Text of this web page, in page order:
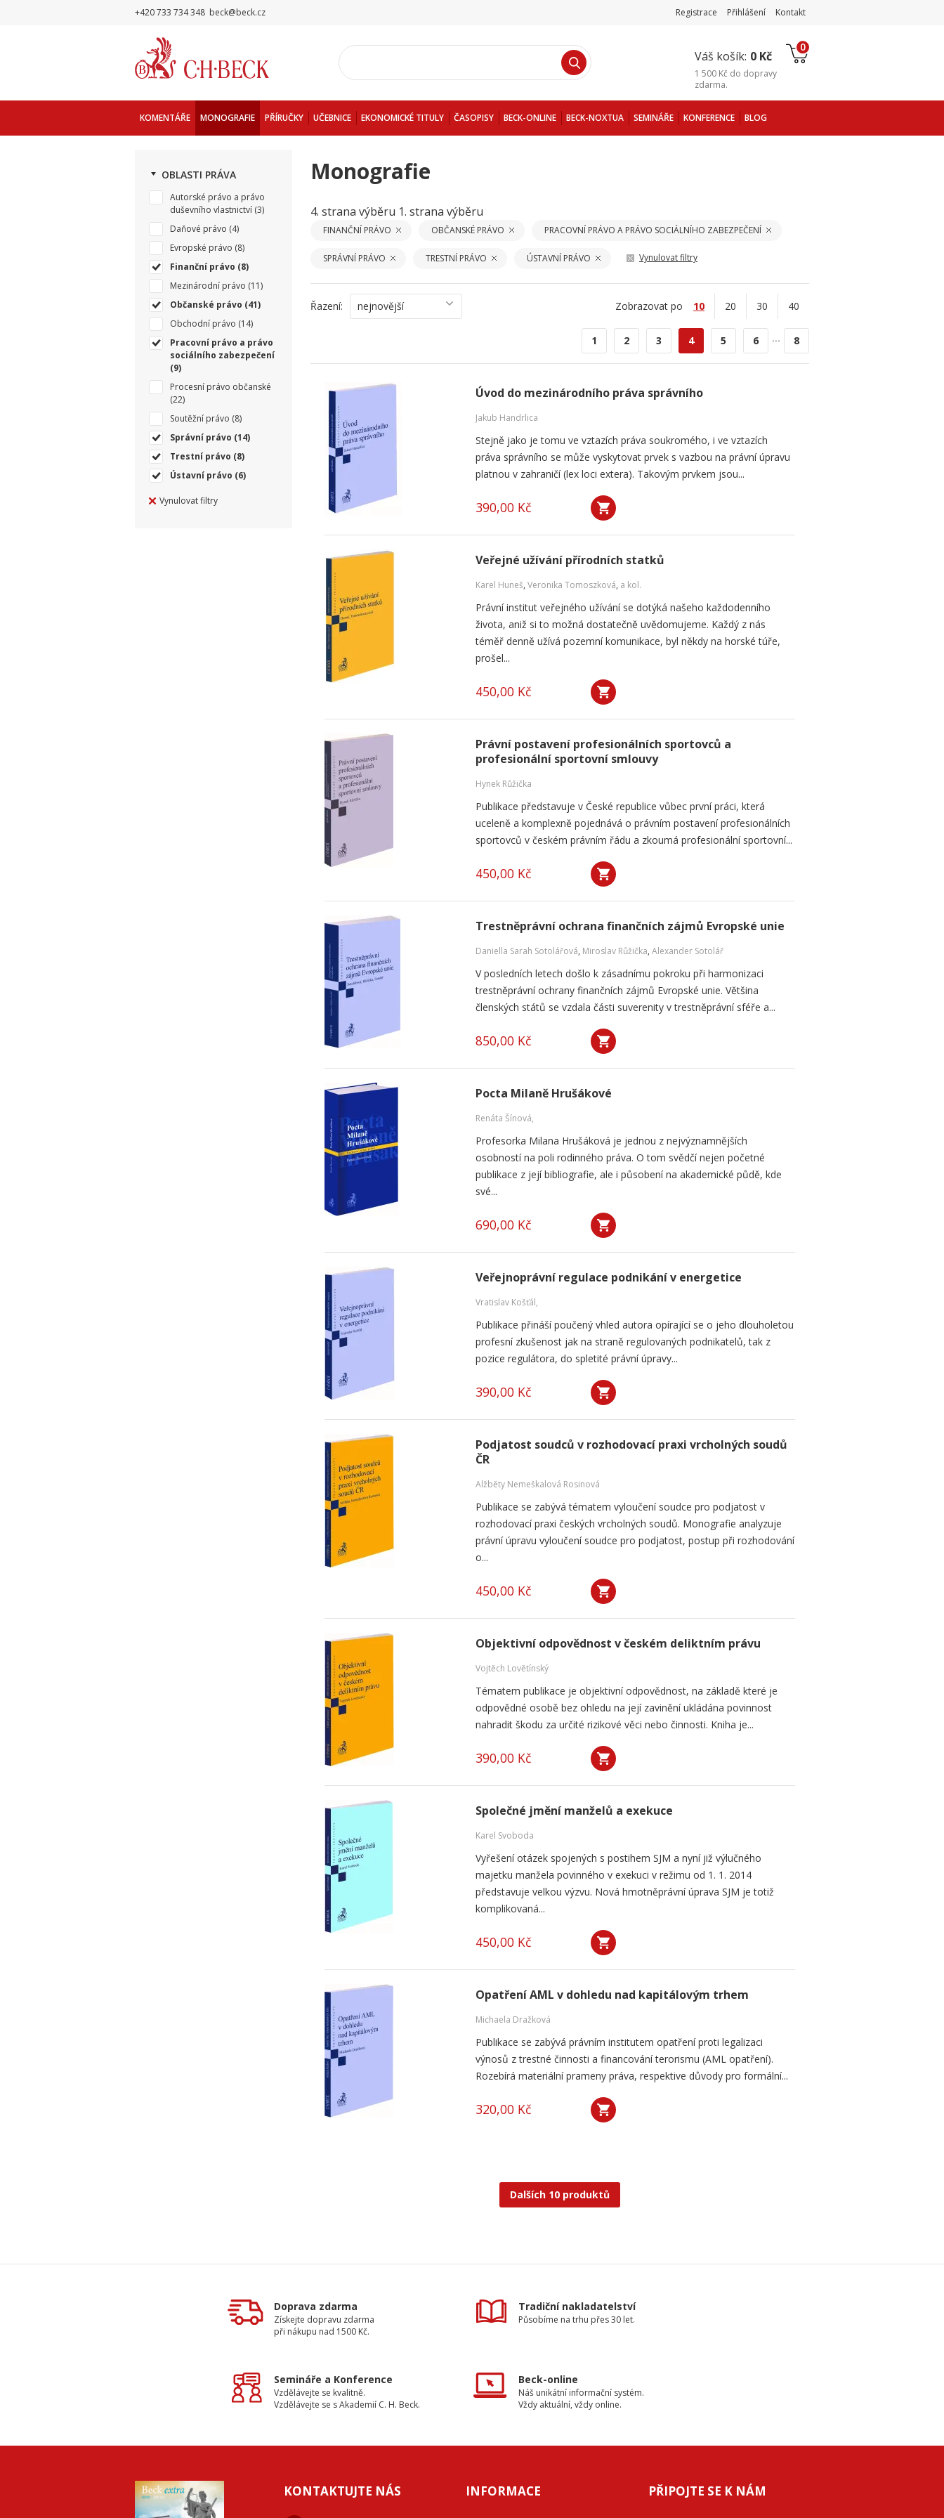
+420 733 734 348 beck@beck.cz Registrace Přihlášení Kontakt
Váš košík: 0 Kč
0
1 500 Kč do dopravy
zdarma.
KOMENTÁŘE MONOGRAFIE PŘÍRUČKY UČEBNICE EKONOMICKÉ TITULY ČASOPISY BECK-ONLINE BECK-NOXTUA SEMINÁŘE KONFERENCE BLOG
OBLASTI PRÁVA
Autorské právo a právo
duševního vlastnictví (3)
Daňové právo (4)
Evropské právo (8)
Finanční právo (8)
Mezinárodní právo (11)
Občanské právo (41)
Obchodní právo (14)
Pracovní právo a právo
sociálního zabezpečení
(9)
Procesní právo občanské
(22)
Soutěžní právo (8)
Správní právo (14)
Trestní právo (8)
Ústavní právo (6)
Vynulovat filtry
Monografie
4. strana výběru 1. strana výběru
FINANČNÍ PRÁVO OBČANSKÉ PRÁVO PRACOVNÍ PRÁVO A PRÁVO SOCIÁLNÍHO ZABEZPEČENÍ
SPRÁVNÍ PRÁVO TRESTNÍ PRÁVO ÚSTAVNÍ PRÁVO Vynulovat filtry
Řazení: nejnovější Zobrazovat po 10 20 30 40
1 2 3 4 5 6 ... 8
Úvod do mezinárodního práva správního
Jakub Handrlica
Stejně jako je tomu ve vztazích práva soukromého, i ve vztazích
práva správního se může vyskytovat prvek s vazbou na právní úpravu
platnou v zahraničí (lex loci extera). Takovým prvkem jsou...
390,00 Kč
Veřejné užívání přírodních statků
Karel Huneš, Veronika Tomoszková, a kol.
Právní institut veřejného užívání se dotýká našeho každodenního
života, aniž si to možná dostatečně uvědomujeme. Každý z nás
téměř denně užívá pozemní komunikace, byl někdy na horské túře,
prošel...
450,00 Kč
Právní postavení profesionálních sportovců a
profesionální sportovní smlouvy
Hynek Růžička
Publikace představuje v České republice vůbec první práci, která
uceleně a komplexně pojednává o právním postavení profesionálních
sportovců v českém právním řádu a zkoumá profesionální sportovní...
450,00 Kč
Trestněprávní ochrana finančních zájmů Evropské unie
Daniella Sarah Sotolářová, Miroslav Růžička, Alexander Sotolář
V posledních letech došlo k zásadnímu pokroku při harmonizaci
trestněprávní ochrany finančních zájmů Evropské unie. Většina
členských států se vzdala části suverenity v trestněprávní sféře a...
850,00 Kč
Pocta Milaně Hrušákové
Renáta Šínová,
Profesorka Milana Hrušáková je jednou z nejvýznamnějších
osobností na poli rodinného práva. O tom svědčí nejen početné
publikace z její bibliografie, ale i působení na akademické půdě, kde
své...
690,00 Kč
Veřejnoprávní regulace podnikání v energetice
Vratislav Košťál,
Publikace přináší poučený vhled autora opírající se o jeho dlouholetou
profesní zkušenost jak na straně regulovaných podnikatelů, tak z
pozice regulátora, do spletité právní úpravy...
390,00 Kč
Podjatost soudců v rozhodovací praxi vrcholných soudů
ČR
Alžběty Nemeškalová Rosinová
Publikace se zabývá tématem vyloučení soudce pro podjatost v
rozhodovací praxi českých vrcholných soudů. Monografie analyzuje
právní úpravu vyloučení soudce pro podjatost, postup při rozhodování
o...
450,00 Kč
Objektivní odpovědnost v českém deliktním právu
Vojtěch Lovětínský
Tématem publikace je objektivní odpovědnost, na základě které je
odpovědné osobě bez ohledu na její zavinění ukládána povinnost
nahradit škodu za určité rizikové věci nebo činnosti. Kniha je...
390,00 Kč
Společné jmění manželů a exekuce
Karel Svoboda
Vyřešení otázek spojených s postihem SJM a nyní již výlučného
majetku manžela povinného v exekuci v režimu od 1. 1. 2014
představuje velkou výzvu. Nová hmotněprávní úprava SJM je totiž
komplikovaná...
450,00 Kč
Opatření AML v dohledu nad kapitálovým trhem
Michaela Dražková
Publikace se zabývá právním institutem opatření proti legalizaci
výnosů z trestné činnosti a financování terorismu (AML opatření).
Rozebírá materiální prameny práva, respektive důvody pro formální...
320,00 Kč
Dalších 10 produktů
Doprava zdarma
Získejte dopravu zdarma
při nákupu nad 1500 Kč.
Tradiční nakladatelství
Působíme na trhu přes 30 let.
Semináře a Konference
Vzdělávejte se kvalitně.
Vzdělávejte se s Akademií C. H. Beck.
Beck-online
Náš unikátní informační systém.
Vždy aktuální, vždy online.
KONTAKTUJTE NÁS INFORMACE PŘIPOJTE SE K NÁM